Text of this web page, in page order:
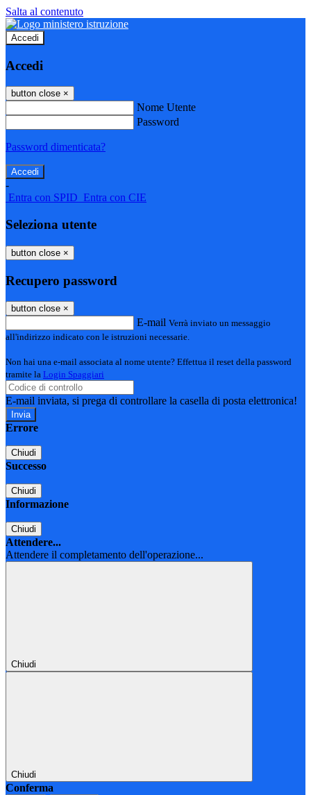
Salta al contenuto
Accedi
Accedi
button close ×
Nome Utente
Password
Password dimenticata?
-
Entra con SPID Entra con CIE
Seleziona utente
button close ×
Recupero password
button close ×
E-mail Verrà inviato un messaggio
all'indirizzo indicato con le istruzioni necessarie.
Non hai una e-mail associata al nome utente? Effettua il reset della password
tramite la Login Spaggiari
E-mail inviata, si prega di controllare la casella di posta elettronica!
Errore
Chiudi
Successo
Chiudi
Informazione
Chiudi
Attendere...
Attendere il completamento dell'operazione...
Chiudi
Chiudi
Conferma